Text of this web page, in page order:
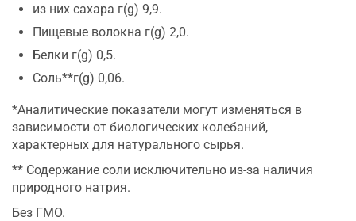
из них сахара г(g) 9,9.
Пищевые волокна г(g) 2,0.
Белки г(g) 0,5.
Соль**г(g) 0,06.
*Аналитические показатели могут изменяться в
зависимости от биологических колебаний,
характерных для натурального сырья.
** Содержание соли исключительно из-за наличия
природного натрия.
Без ГМО.